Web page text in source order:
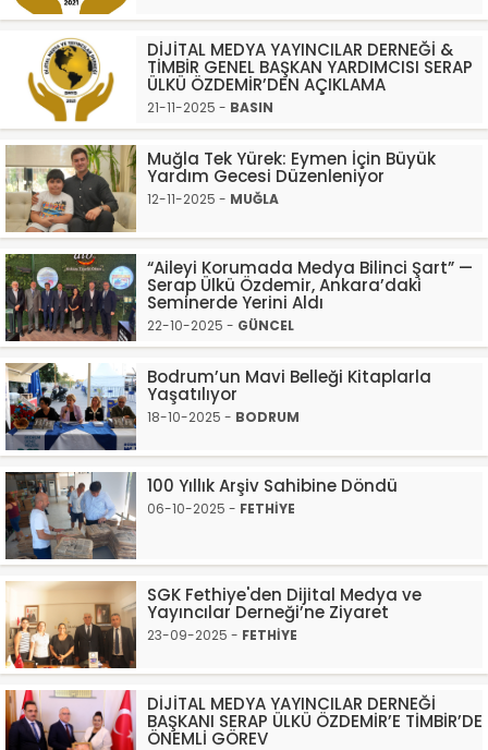
DİJİTAL MEDYA YAYINCILAR DERNEĞİ &
TİMBİR GENEL BAŞKAN YARDIMCISI SERAP
ÜLKÜ ÖZDEMİR’DEN AÇIKLAMA
21-11-2025 - BASIN
Muğla Tek Yürek: Eymen İçin Büyük
Yardım Gecesi Düzenleniyor
12-11-2025 - MUĞLA
“Aileyi Korumada Medya Bilinci Şart” —
Serap Ülkü Özdemir, Ankara’daki
Seminerde Yerini Aldı
22-10-2025 - GÜNCEL
Bodrum’un Mavi Belleği Kitaplarla
Yaşatılıyor
18-10-2025 - BODRUM
100 Yıllık Arşiv Sahibine Döndü
06-10-2025 - FETHİYE
SGK Fethiye'den Dijital Medya ve
Yayıncılar Derneği’ne Ziyaret
23-09-2025 - FETHİYE
DİJİTAL MEDYA YAYINCILAR DERNEĞİ
BAŞKANI SERAP ÜLKÜ ÖZDEMİR’E TİMBİR’DE
ÖNEMLİ GÖREV